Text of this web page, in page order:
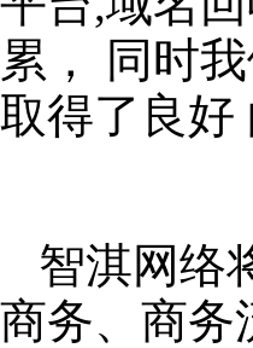
累， 同时
取得了良好
智淇网络
商务、商务